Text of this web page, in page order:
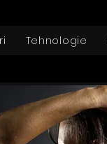
Tehnologie